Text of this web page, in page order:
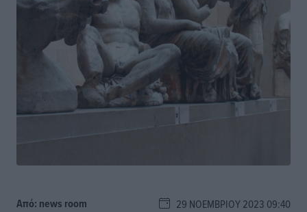
Από: news room 29 ΝΟΕΜΒΡΊΟΥ 2023 09:40